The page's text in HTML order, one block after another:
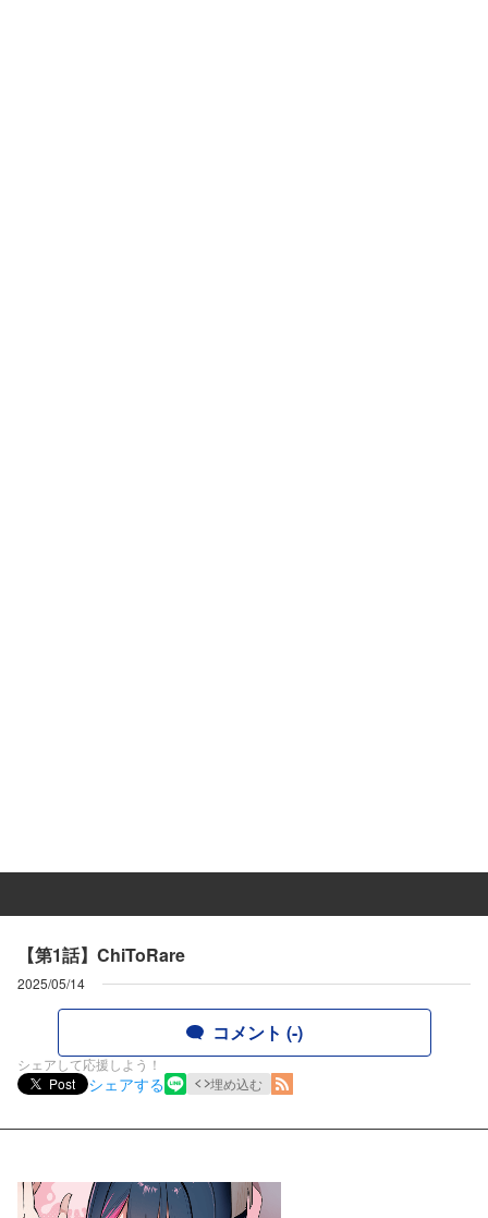
【第1話】ChiToRare
2025/05/14
コメント (-)
シェアして応援しよう！
Post
シェアする 埋め込む